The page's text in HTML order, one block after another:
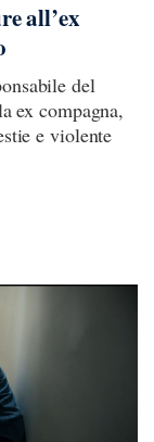
all’ex
del
ex compagna,
e violente